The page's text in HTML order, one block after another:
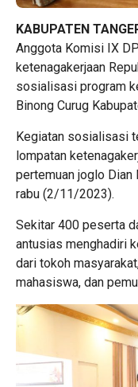
KABUPATEN
Anggota Komisi IX
ketenagakerjaan
sosialisasi program
Binong Curug
Kegiatan sosialisasi
lompatan
pertemuan joglo Dian
rabu (2/11/2023).
Sekitar 400 peserta
antusias menghadiri
dari tokoh
mahasiswa, dan